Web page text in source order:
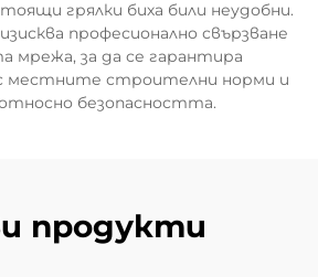
грялки биха били неудобни.
професионално свързване
мрежа, за да се гарантира
местните строителни норми и
безопасността.
продукти